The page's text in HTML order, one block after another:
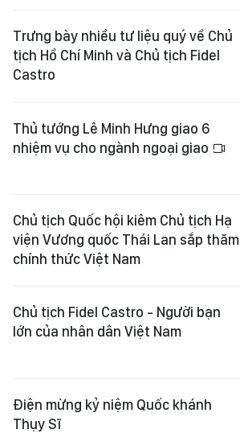
Trưng bày nhiều tư liệu quý về Chủ
tịch Hồ Chí Minh và Chủ tịch Fidel
Castro
Thủ tướng Lê Minh Hưng giao 6
nhiệm vụ cho ngành ngoại giao
Chủ tịch Quốc hội kiêm Chủ tịch Hạ
viện Vương quốc Thái Lan sắp thăm
chính thức Việt Nam
Chủ tịch Fidel Castro - Người bạn
lớn của nhân dân Việt Nam
Điện mừng kỷ niệm Quốc khánh
Thụy Sĩ